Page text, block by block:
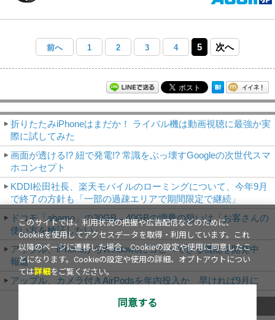
前へ 1 2 3 4 5 次へ
折りたたみiPhoneはまだか！ ライバル機は動画視聴に最強か実
際に試してみた
画面が透ける!? 紐で発電!? 常識をぶっ壊すGoogleの次世代スマ
ホコンセプト
KDDI松田社長、楽天モバイルのローミングについて、今年9月
で終了の方針も「一部の過疎エリアで期間限定で継続」
ドコモ「ahamo」の30GB→40GBの増量の狙いは「お客さんの
使い方を検証したい」
アップル、iPhoneからWindowsにコピペできる機能を開発中
報道
アップル、カメラ付きAirPodsを年内投入か 早ければ9月に
これまでのNews
このサイトでは、利用状況の把握や広告配信などのために、
Cookieを使用してアクセスデータを取得・利用しています。これ
以降のページに遷移した場合、Cookieの設定や使用に同意したこ
とになります。Cookieの設定や使用の詳細、オプトアウトについ
ては詳細をご覧ください。
同意する